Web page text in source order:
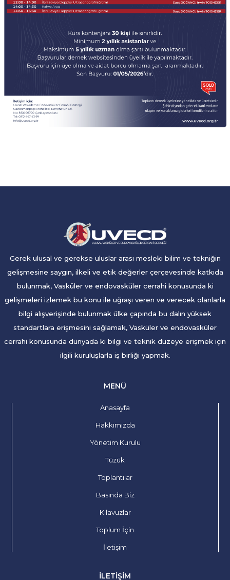
Gerek ulusal ve gerekse uluslar arası mesleki bilim ve tekniğin
gelişmesine saygın, ilkeli ve etik değerler çerçevesinde katkıda
bulunmak, Vasküler ve endovasküler cerrahi konusunda ki
gelişmeleri izlemek bu konu ile uğraşı veren ve verecek olanlarla
bilgi alışverişinde bulunmak ülke çapında bu dalın yüksek
standartlara erişmesini sağlamak, Vasküler ve endovasküler
cerrahi konusunda dünyada ki bilgi ve teknik düzeye erişmek için
ilgili kuruluşlarla iş birliği yapmak.
MENÜ
Anasayfa
Hakkımızda
Yönetim Kurulu
Tüzük
Toplantılar
Basında Biz
Kılavuzlar
Toplum İçin
İletişim
İLETIŞIM